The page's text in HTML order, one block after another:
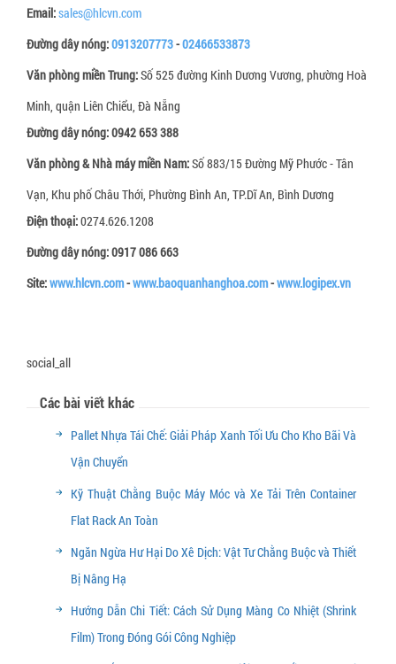
Email:sales@hlcvn.com
Đường dây nóng:0913207773-02466533873
Văn phòng miền Trung:Số 525 đường Kinh Dương Vương, phường Hoà
Minh, quận Liên Chiểu, Đà Nẵng
Đường dây nóng:0942 653 388
Văn phòng & Nhà máy miền Nam:Số 883/15 Đường Mỹ Phước - Tân
Vạn, Khu phố Châu Thới, Phường Bình An, TP.Dĩ An, Bình Dương
Điện thoại:0274.626.1208
Đường dây nóng:0917 086 663
Site:www.hlcvn.com-www.baoquanhanghoa.com-www.logipex.vn
social_all
Các bài viết khác
Pallet Nhựa Tái Chế: Giải Pháp Xanh Tối Ưu Cho Kho Bãi Và
Vận Chuyển
Kỹ Thuật Chằng Buộc Máy Móc và Xe Tải Trên Container
Flat Rack An Toàn
Ngăn Ngừa Hư Hại Do Xê Dịch: Vật Tư Chằng Buộc và Thiết
Bị Nâng Hạ
Hướng Dẫn Chi Tiết: Cách Sử Dụng Màng Co Nhiệt (Shrink
Film) Trong Đóng Gói Công Nghiệp